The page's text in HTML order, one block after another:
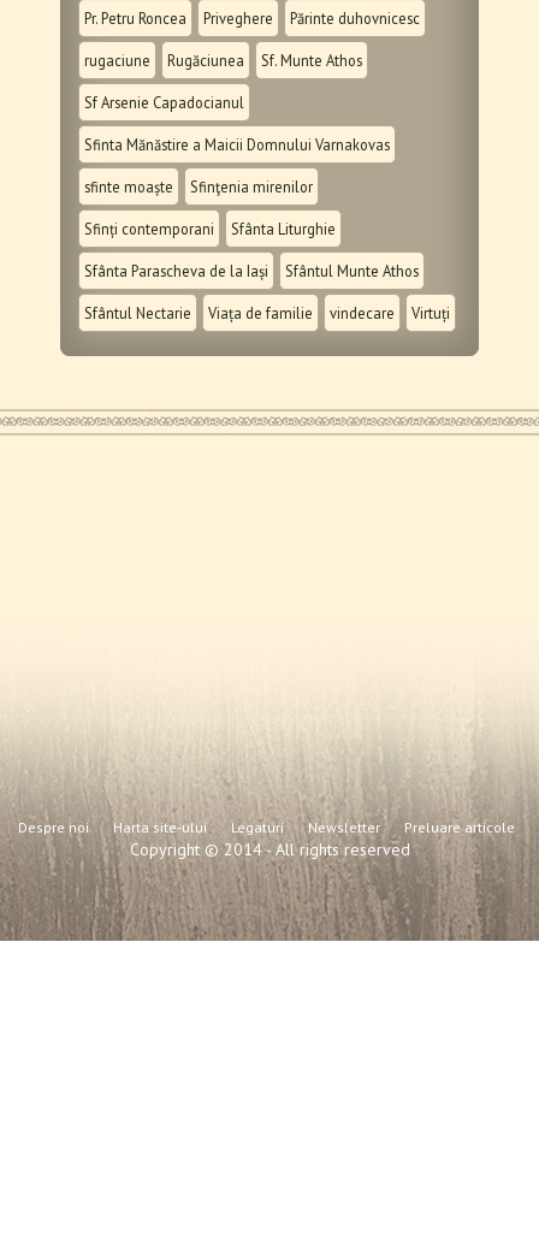
Pr. Petru Roncea Priveghere Părinte duhovnicesc
rugaciune Rugăciunea Sf. Munte Athos
Sf Arsenie Capadocianul
Sfinta Mănăstire a Maicii Domnului Varnakovas
sfinte moaște Sfinţenia mirenilor
Sfinți contemporani Sfânta Liturghie
Sfânta Parascheva de la Iași Sfântul Munte Athos
Sfântul Nectarie Viața de familie vindecare Virtuți
Despre noi Harta site-ului Legaturi Newsletter Preluare articole
Copyright © 2014 - All rights reserved